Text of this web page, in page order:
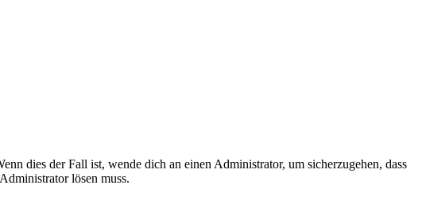
dies der Fall ist, wende dich an einen Administrator, um sicherzugehen, dass
lösen muss.